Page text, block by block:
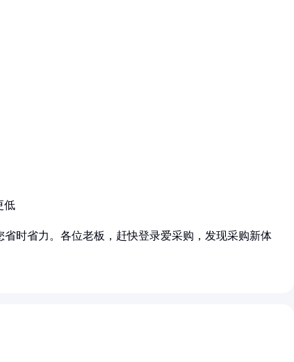
低
时省力。各位老板，赶快登录爱采购，发现采购新体